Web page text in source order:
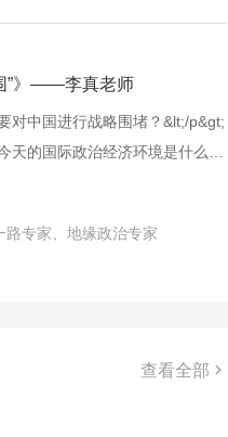
的资本，就是你的资本！ 你想到
”》——李真老师
对中国进行战略围堵？&lt;/p&gt;
的国际政治经济环境是什么？
济环境是什么？&lt;/p&gt;&lt;p
有力的底牌是什么？&lt;/p&gt;&
带一路、布局全球、战略机
先机。&lt;/p&gt;&lt;p&gt; &lt;/p
专家、地缘政治专家
查看全部